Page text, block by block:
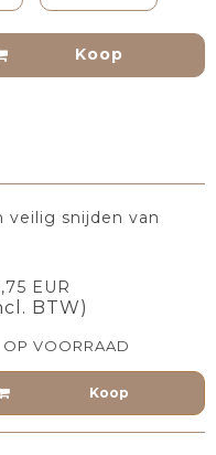
Koop
veilig snijden van
EUR
BTW)
OP VOORRAAD
Koop